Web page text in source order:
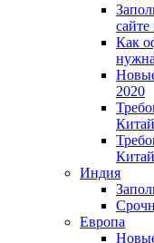
сайте
Как
2020
Индия
Европа